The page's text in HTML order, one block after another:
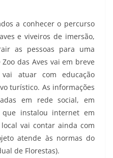
a conhecer o percurso
e viveiros de imersão,
as pessoas para uma
das Aves vai em breve
atuar com educação
turístico. As informações
em rede social, em
instalou internet em
vai contar ainda com
atende às normas do
de Florestas).